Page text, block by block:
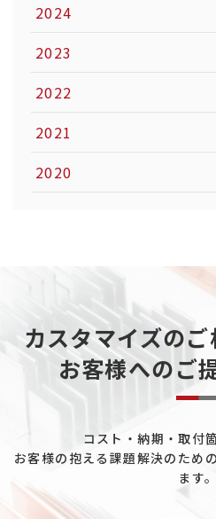
2024
2023
2022
2021
2020
カスタマイズの
お客様へのご
コスト・納期・取付
お客様の抱える課題解決のため
ます。